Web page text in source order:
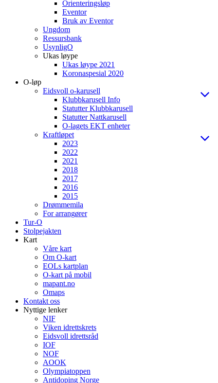
Orienteringsløp
Eventor
Bruk av Eventor
Ungdom
Ressursbank
UsynligO
Ukas løype
Ukas løype 2021
Koronaspesial 2020
O-løp
Eidsvoll o-karusell
Klubbkarusell Info
Statutter Klubbkarusell
Statutter Nattkarusell
O-lagets EKT enheter
Kraftløpet
2023
2022
2021
2018
2017
2016
2015
Drømmemila
For arrangører
Tur-O
Stolpejakten
Kart
Våre kart
Om O-kart
EOLs kartplan
O-kart på mobil
mapant.no
Omaps
Kontakt oss
Nyttige lenker
NIF
Viken idrettskrets
Eidsvoll idrettsråd
IOF
NOF
AOOK
Olympiatoppen
Antidoping Norge